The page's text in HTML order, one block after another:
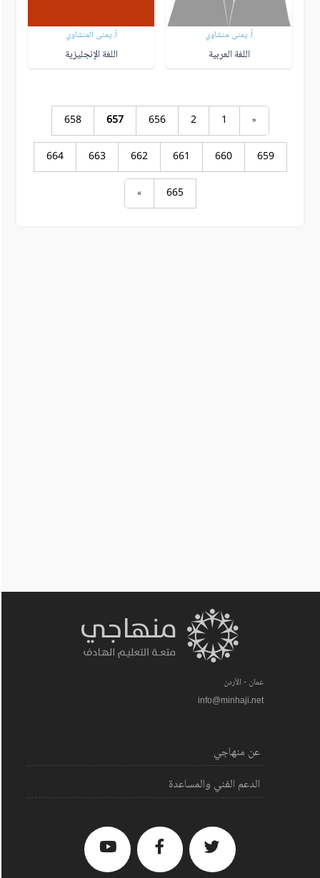
أ. يمنى منشاوي
اللغة العربية
أ. يمنى المنشاوي
اللغة الإنجليزية
«
1
2
656
657
658
659
660
661
662
663
664
665
»
عمان - الأردن
info@minhaji.net
عن منهاجي
الدعم الفني والمساعدة